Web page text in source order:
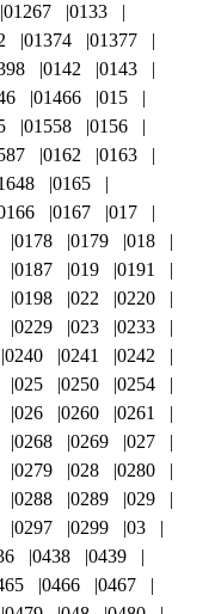
01267
0133
01374
01377
0142
0143
01466
015
01558
0156
0162
0163
0165
0167
017
0178 0179
018
0187 019
0191
0198 022
0220
0229 023
0233
0240 0241
0242
025 0250
0254
026 0260
0261
0268 0269
027
0279 028
0280
0288 0289
029
0297 0299
03
0438
0439
0466
0467